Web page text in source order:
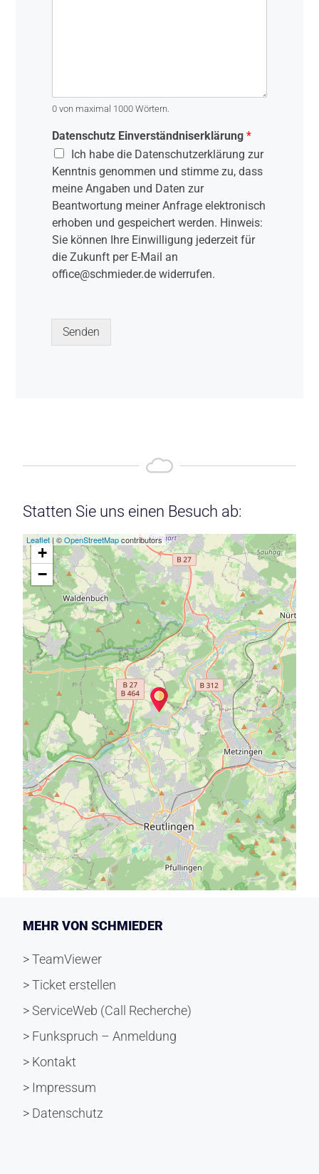
0 von maximal 1000 Wörtern.
Datenschutz Einverständniserklärung*
Ich habe die Datenschutzerklärung zur
Kenntnis genommen und stimme zu, dass
meine Angaben und Daten zur
Beantwortung meiner Anfrage elektronisch
erhoben und gespeichert werden. Hinweis:
Sie können Ihre Einwilligung jederzeit für
die Zukunft per E-Mail an
office@schmieder.de widerrufen.
Senden
Statten Sie uns einen Besuch ab:
+
−
Leaflet | ©OpenStreetMapcontributors
MEHR VON SCHMIEDER
> TeamViewer
> Ticket erstellen
> ServiceWeb (Call Recherche)
> Funkspruch – Anmeldung
> Kontakt
> Impressum
> Datenschutz